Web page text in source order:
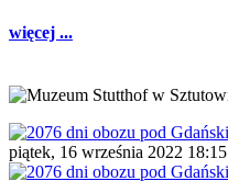
więcej ...
piątek, 16 września 2022 18:15